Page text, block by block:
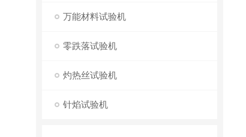
万能材料试验机
零跌落试验机
灼热丝试验机
针焰试验机